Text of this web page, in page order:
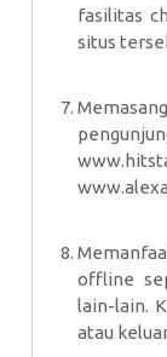
fasilitas
situs
offline
lain-lain.
atau